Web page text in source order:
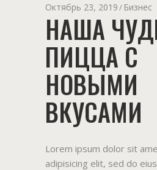
Октябрь 23, 2019 Бизнес
НАША
ПИЦЦА С
НОВЫМИ
ВКУСАМИ
Lorem ipsum dolor sit
adipisicing elit, sed do